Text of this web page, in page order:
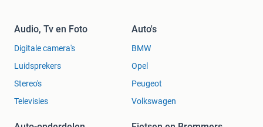
Audio, Tv en Foto
Digitale camera's
Luidsprekers
Stereo's
Televisies
Auto's
BMW
Opel
Peugeot
Volkswagen